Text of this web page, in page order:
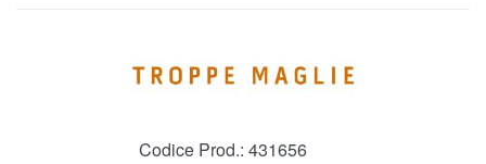
Codice Prod.: 431656